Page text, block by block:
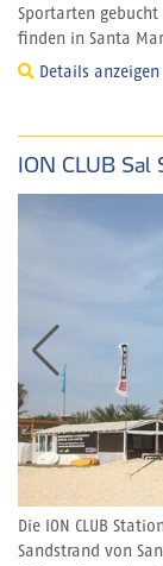
Sportarten
finden in Santa
Details anzeigen
ION CLUB Sal
Die ION CLUB
Sandstrand von